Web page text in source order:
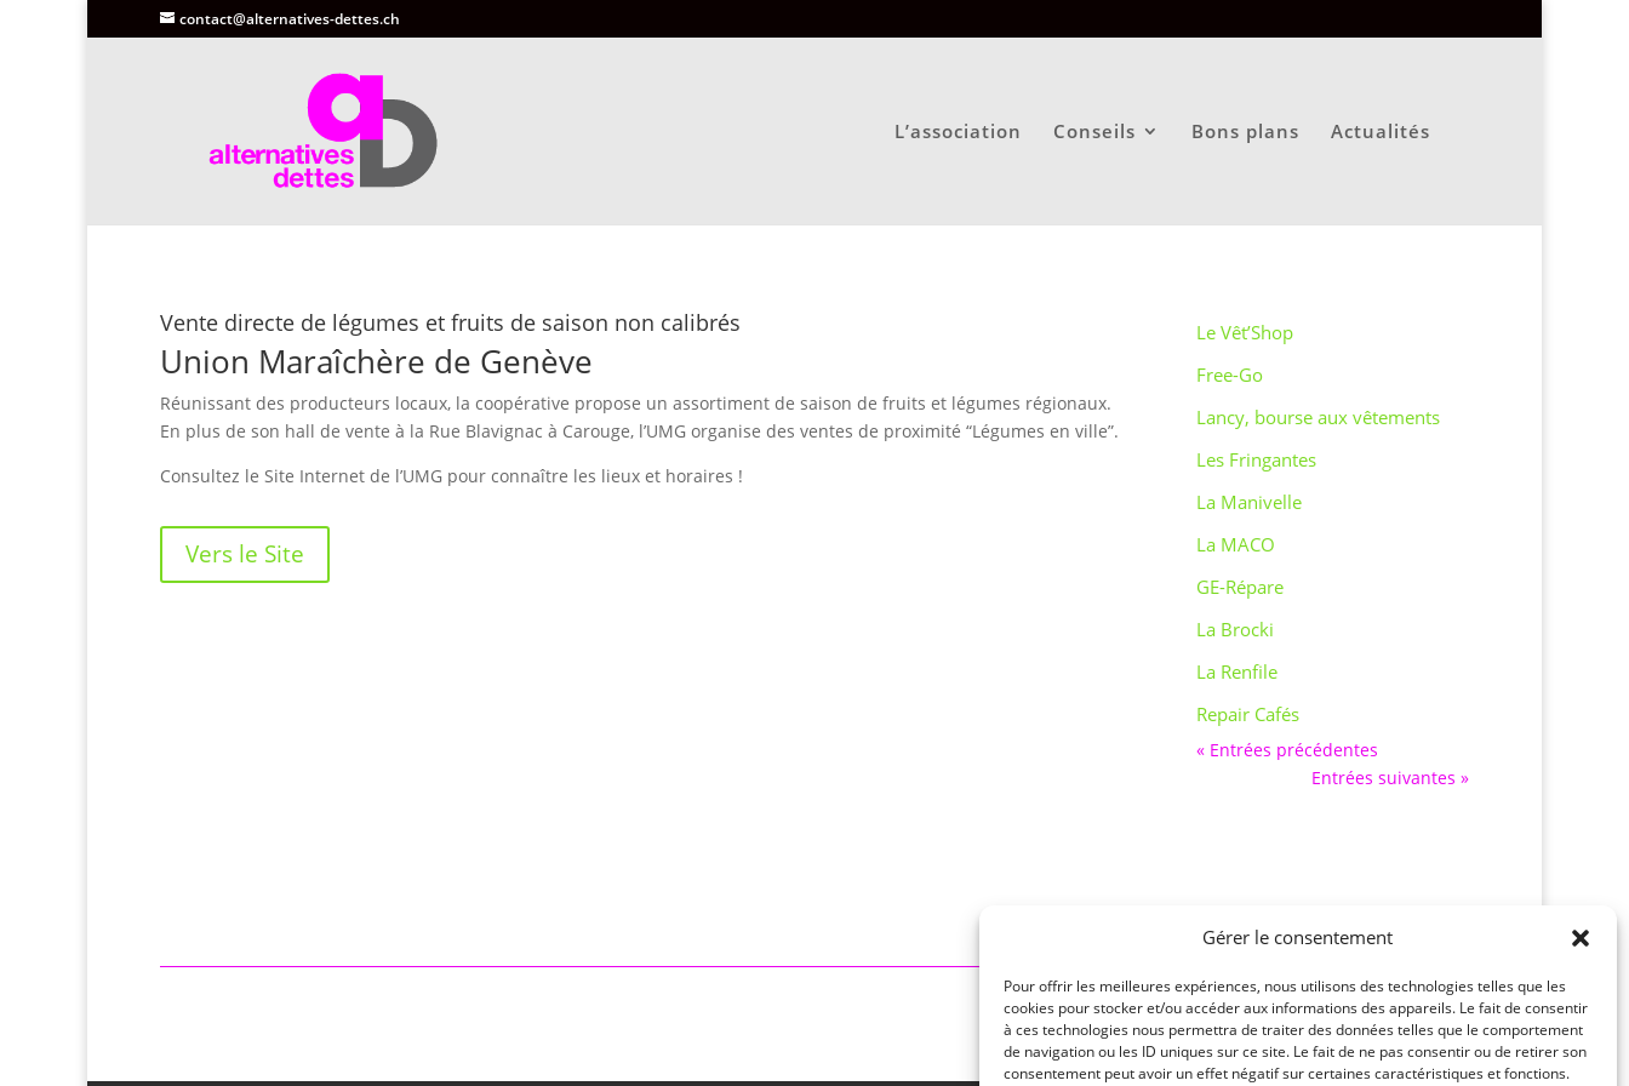
Gérer le consentement
Pour offrir les meilleures expériences, nous utilisons des technologies telles que les
cookies pour stocker et/ou accéder aux informations des appareils. Le fait de consentir
à ces technologies nous permettra de traiter des données telles que le comportement
de navigation ou les ID uniques sur ce site. Le fait de ne pas consentir ou de retirer son
consentement peut avoir un effet négatif sur certaines caractéristiques et fonctions.
contact@alternatives-dettes.ch
L’association Conseils Bons plans Actualités
Vente directe de légumes et fruits de saison non calibrés
Union Maraîchère de Genève
Réunissant des producteurs locaux, la coopérative propose un assortiment de saison de fruits et légumes régionaux.
En plus de son hall de vente à la Rue Blavignac à Carouge, l’UMG organise des ventes de proximité “Légumes en ville”.
Consultez le Site Internet de l’UMG pour connaître les lieux et horaires !
Vers le Site
Le Vêt’Shop
Free-Go
Lancy, bourse aux vêtements
Les Fringantes
La Manivelle
La MACO
GE-Répare
La Brocki
La Renfile
Repair Cafés
« Entrées précédentes
Entrées suivantes »